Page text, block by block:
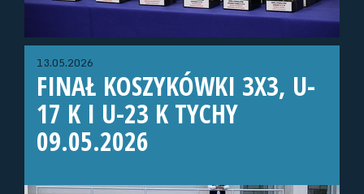
13.05.2026
FINAŁ KOSZYKÓWKI 3X3, U-
17 K I U-23 K TYCHY
09.05.2026